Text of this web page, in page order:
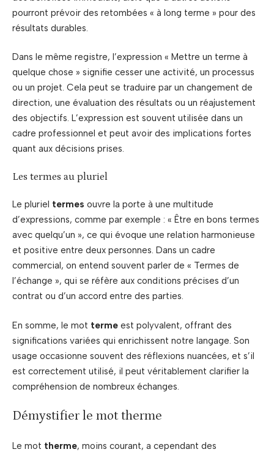
pourront prévoir des retombées « à long terme » pour des
résultats durables.
Dans le même registre, l’expression « Mettre un terme à
quelque chose » signifie cesser une activité, un processus
ou un projet. Cela peut se traduire par un changement de
direction, une évaluation des résultats ou un réajustement
des objectifs. L’expression est souvent utilisée dans un
cadre professionnel et peut avoir des implications fortes
quant aux décisions prises.
Les termes au pluriel
Le pluriel termes ouvre la porte à une multitude
d’expressions, comme par exemple : « Être en bons termes
avec quelqu’un », ce qui évoque une relation harmonieuse
et positive entre deux personnes. Dans un cadre
commercial, on entend souvent parler de « Termes de
l’échange », qui se réfère aux conditions précises d’un
contrat ou d’un accord entre des parties.
En somme, le mot terme est polyvalent, offrant des
significations variées qui enrichissent notre langage. Son
usage occasionne souvent des réflexions nuancées, et s’il
est correctement utilisé, il peut véritablement clarifier la
compréhension de nombreux échanges.
Démystifier le mot therme
Le mot therme, moins courant, a cependant des